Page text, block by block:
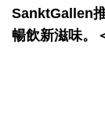
SanktGallen
暢飲新滋味。